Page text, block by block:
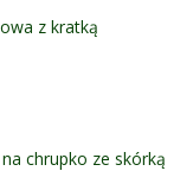
z kratką
chrupko ze skórką